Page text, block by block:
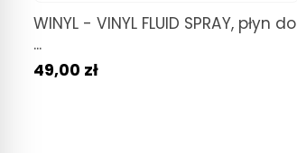
WINYL - VINYL FLUID SPRAY, płyn do
...
49,00 zł